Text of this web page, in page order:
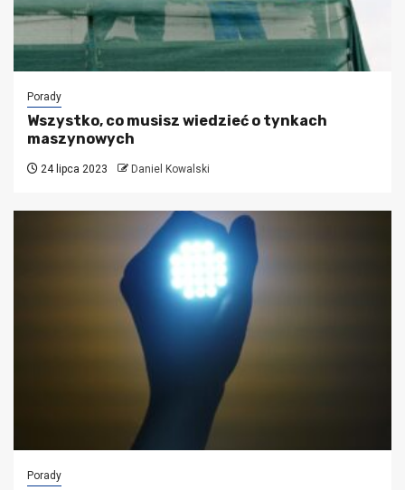
Porady
Wszystko, co musisz wiedzieć o tynkach
maszynowych
24 lipca 2023 Daniel Kowalski
Porady